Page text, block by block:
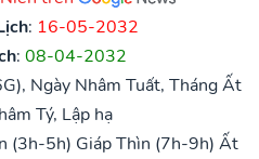
: 16-05-2032
: 08-04-2032
Ngày Nhâm Tuất, Tháng Ất
Tý, Lập hạ
(3h-5h) Giáp Thìn (7h-9h) Ất